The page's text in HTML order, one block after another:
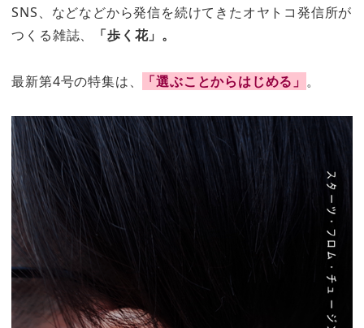
SNS、などなどから発信を続けてきたオヤトコ発信所が
つくる雑誌、
「歩く花」。
最新第4号の特集は、 「選ぶことからはじめる」 。